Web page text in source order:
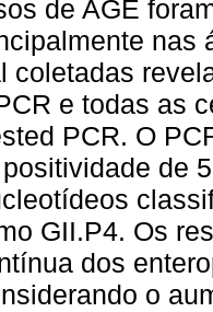
de AGE
nas
coletadas
e todas as
PCR. O
de
GII.P4. Os
dos
o